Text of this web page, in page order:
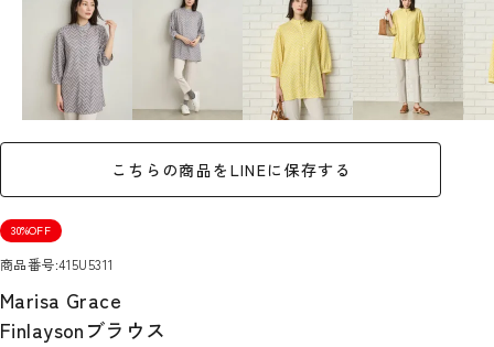
こちらの商品をLINEに保存する
30%OFF
商品番号 415U5311
Marisa Grace
Finlaysonブラウス